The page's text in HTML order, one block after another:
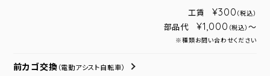
工賃 ¥300 （税込）
部品代 ¥1,000 （税込） ～
※種類お問い合わせください
前カゴ交換 （電動アシスト自転車）